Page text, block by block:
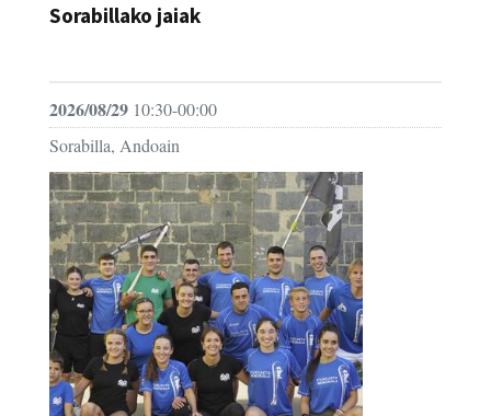
Sorabillako jaiak
2026/08/29 10:30-00:00
Sorabilla, Andoain